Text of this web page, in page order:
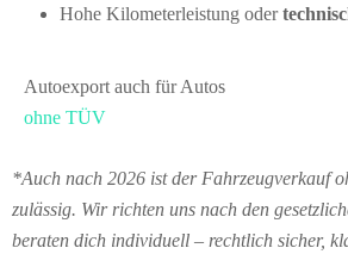
Hohe Kilometerleistung oder
Autoexport auch für Autos
ohne TÜV
*Auch nach 2026 ist der Fahrzeugverkauf
zulässig. Wir richten uns nach den
beraten dich individuell – rechtlich sicher,